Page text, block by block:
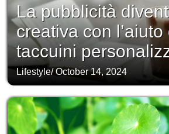
La pubblicità
creativa con l’aiuto
taccuini
Lifestyle/October 14, 2024